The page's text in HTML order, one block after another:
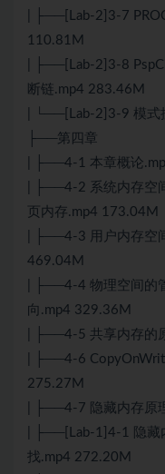
| ├──[Lab-2]3-7
110.81M
| ├──[Lab-2]3-8
断链.mp4 283.46M
| └──[Lab-2]3-9 模式
├──第四章
| ├──4-1 本章概论
| ├──4-2 系统内存空
页内存.mp4 173.04M
| ├──4-3 用户内存空
469.04M
| ├──4-4 物理空间的
向.mp4 329.36M
| ├──4-5 共享内存的
| ├──4-6
275.27M
| ├──4-7 隐藏内存原
| ├──[Lab-1]4-1 隐藏
找.mp4 272.20M